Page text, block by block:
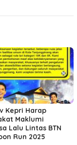
Kepri Harap
Maklumi
Lalu Lintas BTN
Run 2025